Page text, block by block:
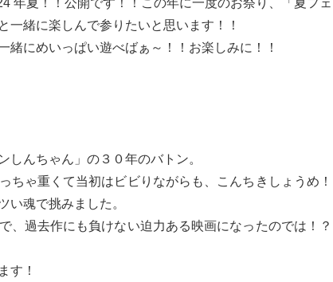
年夏！！公開です！！この年に一度のお祭り、「夏フェ
一緒に楽しんで参りたいと思います！！
緒にめいっぱい遊べばぁ～！！お楽しみに！！
しんちゃん」の３０年のバトン。
ちゃ重くて当初はビビりながらも、こんちきしょうめ！
い魂で挑みました。
、過去作にも負けない迫力ある映画になったのでは！？
す！